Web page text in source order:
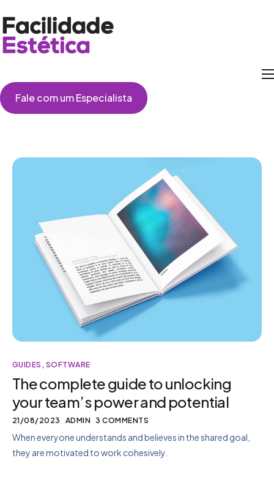
Fale com um Especialista
GUIDES , SOFTWARE
The complete guide to unlocking
your team’s power and potential
21/08/2023 ADMIN 3 COMMENTS
When everyone understands and believes in the shared goal,
they are motivated to work cohesively.